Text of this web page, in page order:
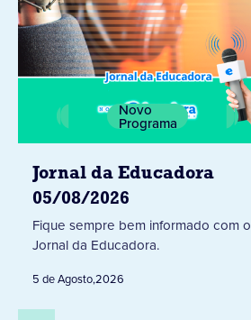
Novo
Programa
Jornal da Educadora
05/08/2026
Fique sempre bem informado com o
Jornal da Educadora.
5 de Agosto,2026